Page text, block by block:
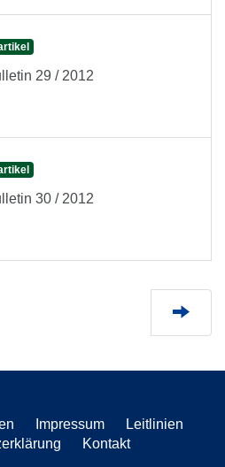
29 / 2012
30 / 2012
Impressum
Leitlinien
Kontakt